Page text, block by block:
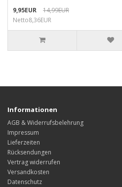
9,95EUR
14,99EUR
Netto8,36EUR
Informationen
AGB & Widerrufsbelehrung
Impressum
Lieferzeiten
Rücksendungen
Vertrag widerrufen
Versandkosten
Datenschutz